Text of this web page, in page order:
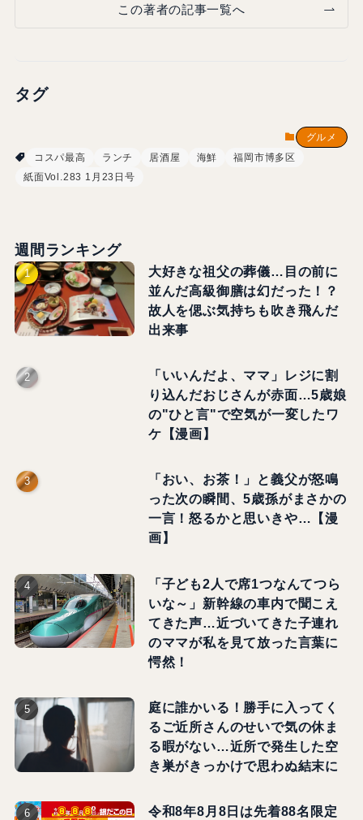
この著者の記事一覧へ
タグ
グルメ
コスパ最高
ランチ 居酒屋 海鮮
福岡市博多区
紙面Vol.283 1月23日号
週間ランキング
大好きな祖父の葬儀…目の前に
並んだ高級御膳は幻だった！？
故人を偲ぶ気持ちも吹き飛んだ
出来事
「いいんだよ、ママ」レジに割
り込んだおじさんが赤面…5歳娘
の"ひと言"で空気が一変したワ
ケ【漫画】
「おい、お茶！」と義父が怒鳴
った次の瞬間、5歳孫がまさかの
一言！怒るかと思いきや…【漫
画】
「子ども2人で席1つなんてつら
いな～」新幹線の車内で聞こえ
てきた声…近づいてきた子連れ
のママが私を見て放った言葉に
愕然！
庭に誰かいる！勝手に入ってく
るご近所さんのせいで気の休ま
る暇がない…近所で発生した空
き巣がきっかけで思わぬ結末に
令和8年8月8日は先着88名限定